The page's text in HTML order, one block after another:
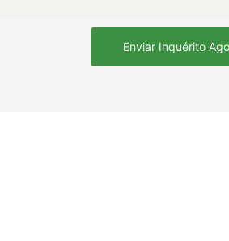
Enviar Inquérito